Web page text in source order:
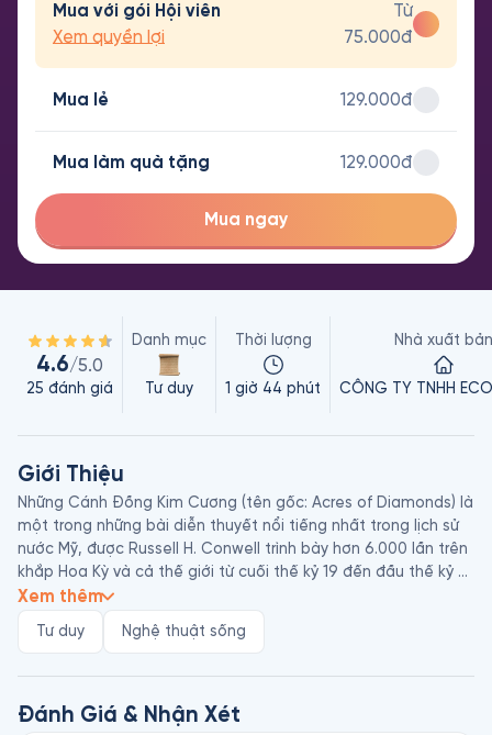
Mua với gói Hội viên
Xem quyền lợi
Từ
75.000đ
Mua lẻ 129.000đ
Mua làm quà tặng 129.000đ
Mua ngay
4.6/5.0
25 đánh giá
Danh mục
Tư duy
Thời lượng
1 giờ 44 phút
Nhà xuất bản
CÔNG TY TNHH
Giới Thiệu
Những Cánh Đồng Kim Cương (tên gốc: Acres of Diamonds) là
một trong những bài diễn thuyết nổi tiếng nhất trong lịch sử
nước Mỹ, được Russell H. Conwell trình bày hơn 6.000 lần trên
khắp Hoa Kỳ và cả thế giới từ cuối thế kỷ 19 đến đầu thế kỷ
20. Bài diễn thuyết này đã trở thành nền tảng tư tưởng cho
được đưa vào giảng dạy trong các trường, doanh nghiệp,
tích cực và thành công hiện đại.
Xem thêm
Tư duy Nghệ thuật sống
Đánh Giá & Nhận Xét